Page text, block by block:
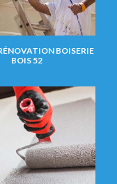
BOISERIE
BOIS 52